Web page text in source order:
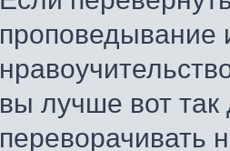
проповедывание
вы лучше вот
переворачивать